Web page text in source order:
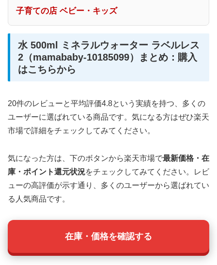
子育ての店 ベビー・キッズ
水 500ml ミネラルウォーター ラベルレス
2（mamababy-10185099）まとめ：購入
はこちらから
20件のレビューと平均評価4.8という実績を持つ、多くの
ユーザーに選ばれている商品です。気になる方はぜひ楽天
市場で詳細をチェックしてみてください。
気になった方は、下のボタンから楽天市場で最新価格・在
庫・ポイント還元状況をチェックしてみてください。レビ
ューの高評価が示す通り、多くのユーザーから選ばれてい
る人気商品です。
在庫・価格を確認する